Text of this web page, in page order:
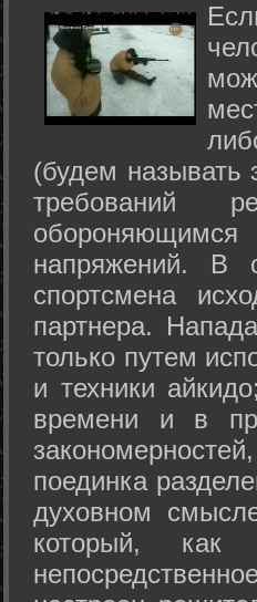
(будем называть
требований
напряжений. В
спортсмена
партнера.
только путем
и техники
времени и в
поединка
духовном
который, как